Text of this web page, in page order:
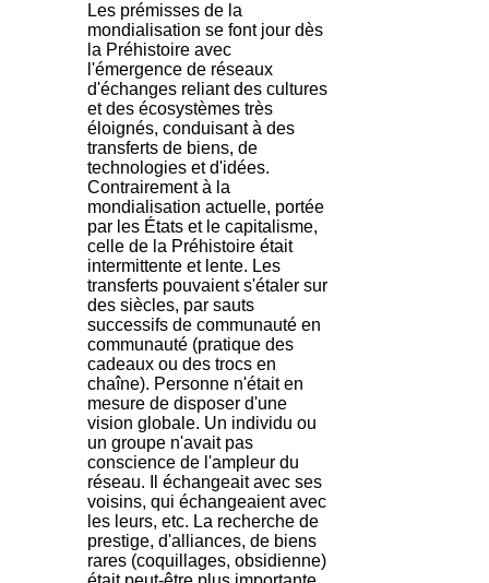
Les prémisses de la
mondialisation se font jour dès
la Préhistoire avec
l'émergence de réseaux
d'échanges reliant des cultures
et des écosystèmes très
éloignés, conduisant à des
transferts de biens, de
technologies et d'idées.
Contrairement à la
mondialisation actuelle, portée
par les États et le capitalisme,
celle de la Préhistoire était
intermittente et lente. Les
transferts pouvaient s'étaler sur
des siècles, par sauts
successifs de communauté en
communauté (pratique des
cadeaux ou des trocs en
chaîne). Personne n'était en
mesure de disposer d'une
vision globale. Un individu ou
un groupe n'avait pas
conscience de l'ampleur du
réseau. Il échangeait avec ses
voisins, qui échangeaient avec
les leurs, etc. La recherche de
prestige, d'alliances, de biens
rares (coquillages, obsidienne)